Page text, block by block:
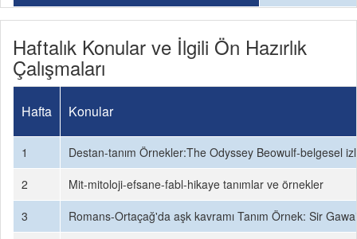
Haftalık Konular ve İlgili Ön Hazırlık
Çalışmaları
Hafta Konular
1
Destan-tanım Örnekler:The Odyssey Beowulf-belgesel
2
Mit-mitoloji-efsane-fabl-hikaye tanımlar ve örnekler
3
Romans-Ortaçağ'da aşk kavramı Tanım Örnek: Sir